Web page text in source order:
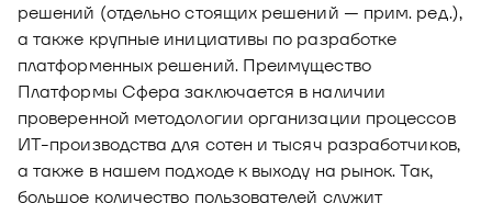
решений (отдельно стоящих решений — прим. ред.),
а также крупные инициативы по разработке
платформенных решений. Преимущество
Платформы Сфера заключается в наличии
проверенной методологии организации процессов
ИТ-производства для сотен и тысяч разработчиков,
а также в нашем подходе к выходу на рынок. Так,
большое количество пользователей служит